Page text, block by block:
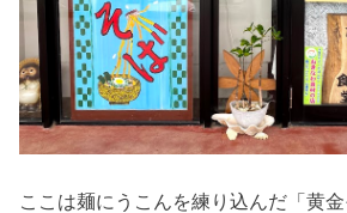
ここは麺にうこんを練り込んだ「黄